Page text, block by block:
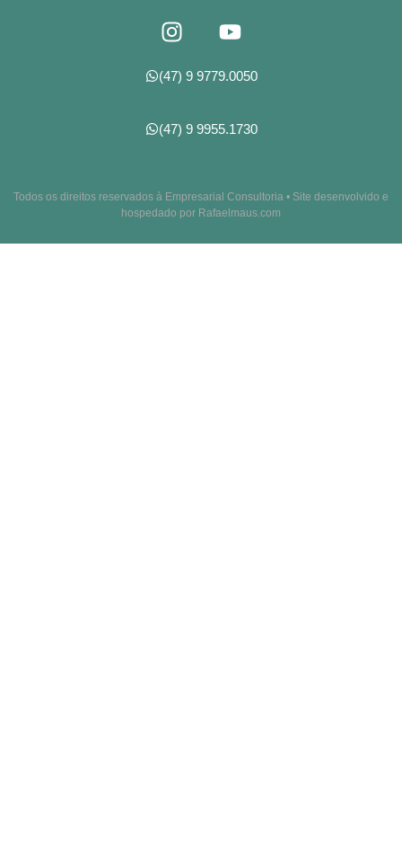
(47) 9 9779.0050
(47) 9 9955.1730
Todos os direitos reservados à Empresarial Consultoria • Site desenvolvido e
hospedado por Rafaelmaus.com